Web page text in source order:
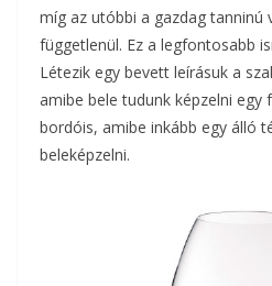
míg az utóbbi a gazdag tanninú
függetlenül. Ez a legfontosabb
Létezik egy bevett leírásuk a
amibe bele tudunk képzelni egy
bordóis, amibe inkább egy álló
beleképzelni.